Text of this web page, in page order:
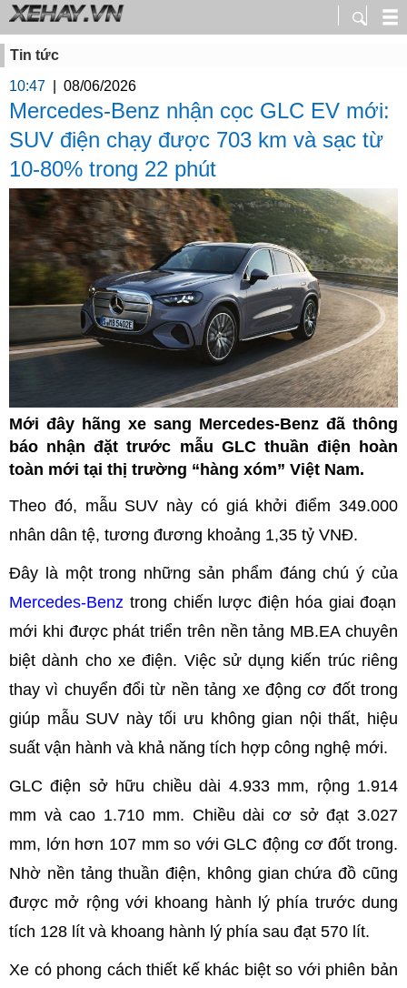
Tin tức
10:47
08/06/2026
Mercedes-Benz nhận cọc GLC EV mới:
SUV điện chạy được 703 km và sạc từ
10-80% trong 22 phút
Mới đây hãng xe sang Mercedes-Benz đã thông
báo nhận đặt trước mẫu GLC thuần điện hoàn
toàn mới tại thị trường “hàng xóm” Việt Nam.
Theo đó, mẫu SUV này có giá khởi điểm 349.000
nhân dân tệ, tương đương khoảng 1,35 tỷ VNĐ.
Đây là một trong những sản phẩm đáng chú ý của
Mercedes-Benz trong chiến lược điện hóa giai đoạn
mới khi được phát triển trên nền tảng MB.EA chuyên
biệt dành cho xe điện. Việc sử dụng kiến trúc riêng
thay vì chuyển đổi từ nền tảng xe động cơ đốt trong
giúp mẫu SUV này tối ưu không gian nội thất, hiệu
suất vận hành và khả năng tích hợp công nghệ mới.
GLC điện sở hữu chiều dài 4.933 mm, rộng 1.914
mm và cao 1.710 mm. Chiều dài cơ sở đạt 3.027
mm, lớn hơn 107 mm so với GLC động cơ đốt trong.
Nhờ nền tảng thuần điện, không gian chứa đồ cũng
được mở rộng với khoang hành lý phía trước dung
tích 128 lít và khoang hành lý phía sau đạt 570 lít.
Xe có phong cách thiết kế khác biệt so với phiên bản